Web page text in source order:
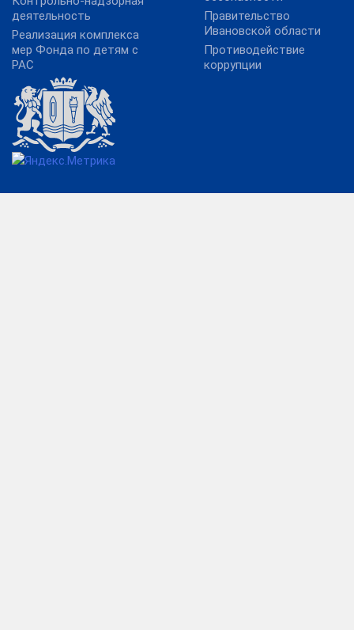
деятельность
Реализация комплекса
мер Фонда по детям с
РАС
Правительство
Ивановской области
Противодействие
коррупции